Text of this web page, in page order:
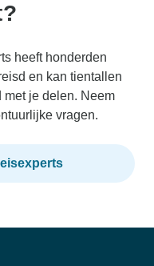
heeft honderden
en kan tientallen
met je delen. Neem
vragen.